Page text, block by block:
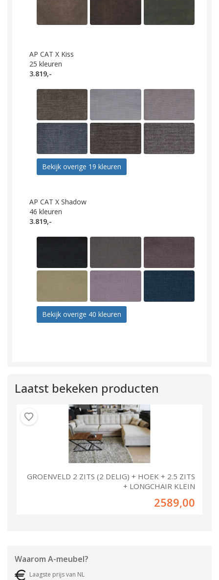
AP CAT X Kiss
25 kleuren
3.819,-
Bekijk overige 19 kleuren
AP CAT X Shadow
46 kleuren
3.819,-
Bekijk overige 40 kleuren
Laatst bekeken producten
GROENVELD 2 ZITS (2 DELIG) + HOEK + 2.5 ZITS
+ LONGCHAIR KLEIN
2589,00
Waarom A-meubel?
Laagste prijs van NL